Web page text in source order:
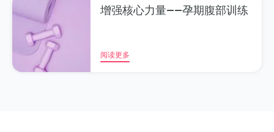
增强核心力量——孕期腹部训练
阅读更多